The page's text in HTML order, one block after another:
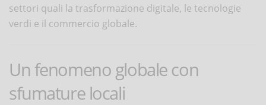
settori quali la trasformazione digitale, le tecnologie
verdi e il commercio globale.
Un fenomeno globale con
sfumature locali